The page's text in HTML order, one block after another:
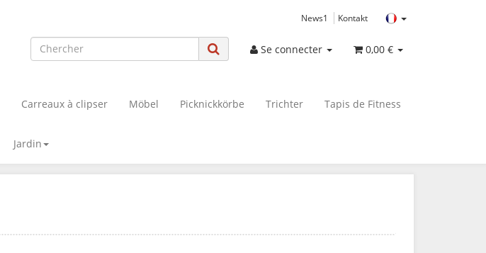
News1 Kontakt
Se connecter 0,00 €
Carreaux à clipser Möbel Picknickkörbe Trichter Tapis de Fitness
Jardin